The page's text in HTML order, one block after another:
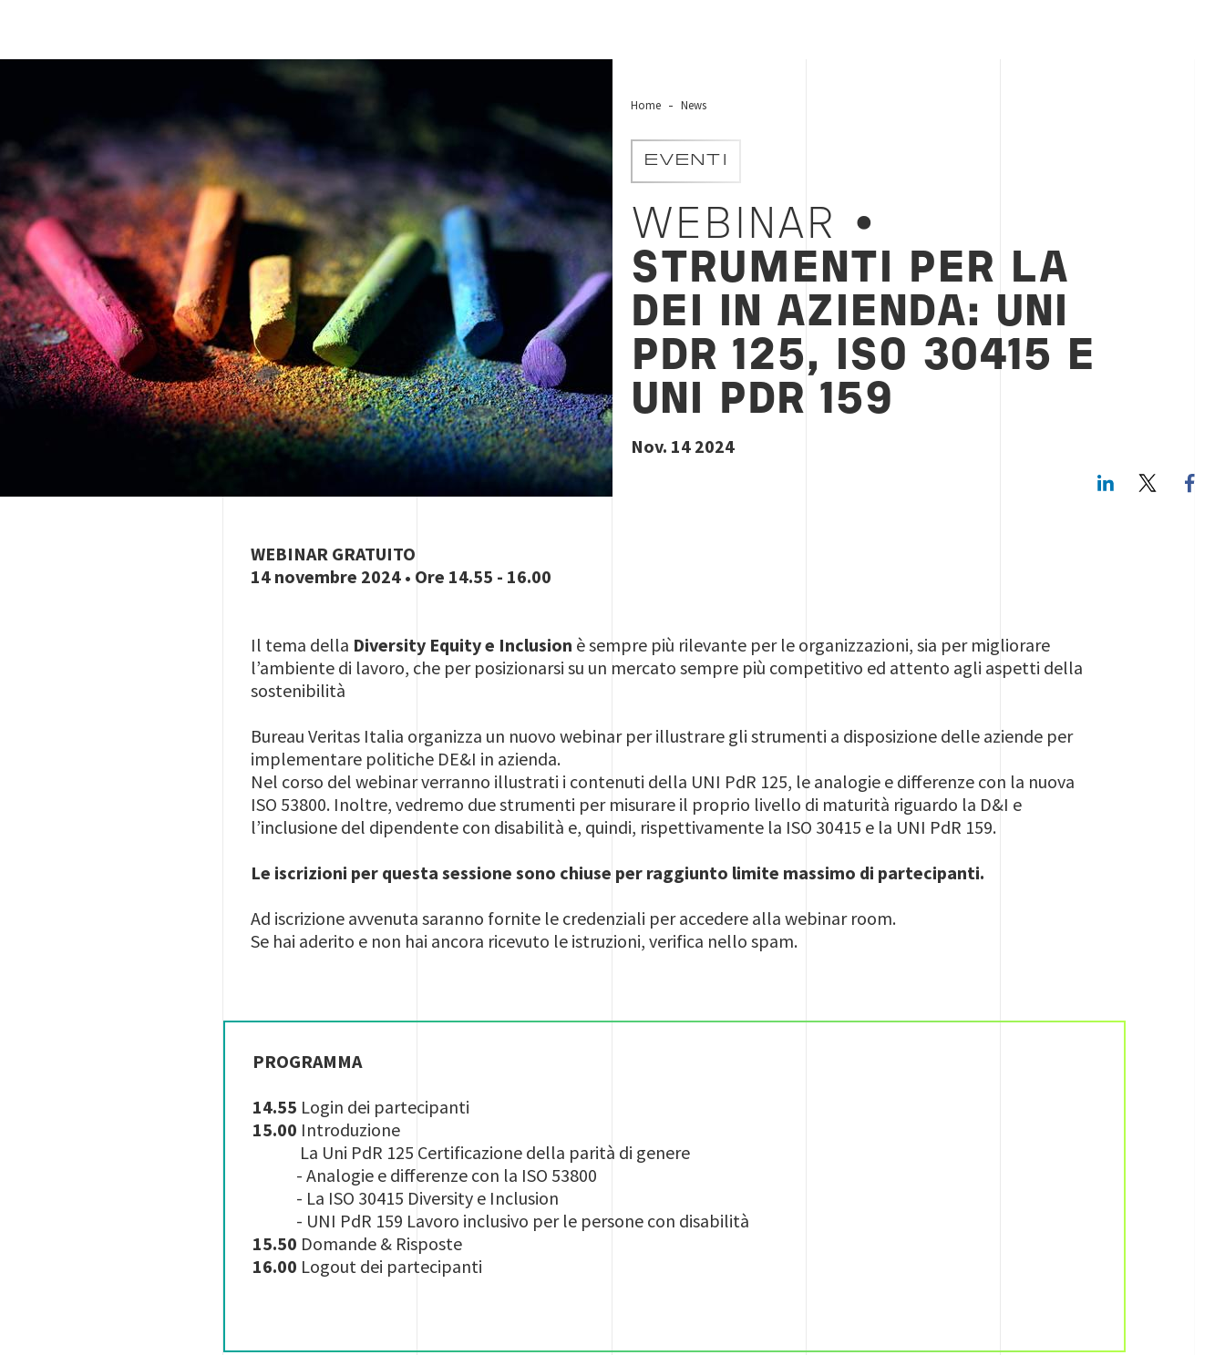
Home News
EVENTI
WEBINAR •
STRUMENTI PER LA
DEI IN AZIENDA: UNI
PDR 125, ISO 30415 E
UNI PDR 159
Nov. 14 2024
LinkedIn
WEBINAR GRATUITO
14 novembre 2024 • Ore 14.55 - 16.00
Il tema della Diversity Equity e Inclusion è sempre più rilevante per le organizzazioni, sia per migliorare
l’ambiente di lavoro, che per posizionarsi su un mercato sempre più competitivo ed attento agli aspetti della
sostenibilità
Bureau Veritas Italia organizza un nuovo webinar per illustrare gli strumenti a disposizione delle aziende per
implementare politiche DE&I in azienda.
Nel corso del webinar verranno illustrati i contenuti della UNI PdR 125, le analogie e differenze con la nuova
ISO 53800. Inoltre, vedremo due strumenti per misurare il proprio livello di maturità riguardo la D&I e
l’inclusione del dipendente con disabilità e, quindi, rispettivamente la ISO 30415 e la UNI PdR 159.
Le iscrizioni per questa sessione sono chiuse per raggiunto limite massimo di partecipanti.
Ad iscrizione avvenuta saranno fornite le credenziali per accedere alla webinar room.
Se hai aderito e non hai ancora ricevuto le istruzioni, verifica nello spam.
PROGRAMMA
14.55 Login dei partecipanti
15.00 Introduzione
La Uni PdR 125 Certificazione della parità di genere
- Analogie e differenze con la ISO 53800
- La ISO 30415 Diversity e Inclusion
- UNI PdR 159 Lavoro inclusivo per le persone con disabilità
15.50 Domande & Risposte
16.00 Logout dei partecipanti